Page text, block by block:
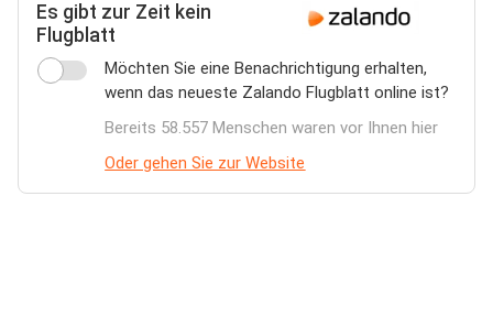
Es gibt zur Zeit kein
Flugblatt
Möchten Sie eine Benachrichtigung erhalten,
wenn das neueste Zalando Flugblatt online ist?
Bereits 58.557 Menschen waren vor Ihnen hier
Oder gehen Sie zur Website